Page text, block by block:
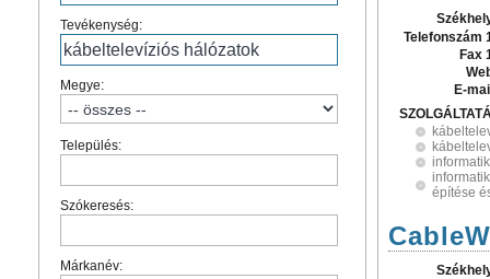
Tevékenység:
Megye:
Település:
Szókeresés:
Márkanév:
Telefonszám
Fax
E-
építése